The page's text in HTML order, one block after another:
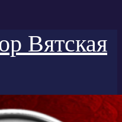
Вятская